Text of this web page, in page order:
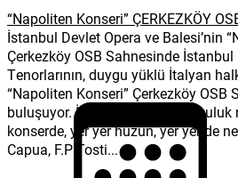
“Napoliten Konseri” ÇERKEZKÖY
İstanbul Devlet Opera ve Balesi’nin
Çerkezköy OSB Sahnesinde
Tenorlarının, duygu yüklü İtalyan
“Napoliten Konseri” Çerkezköy OSB
buluşuyor. İtalya’ya kısa bir
konserde, yer yer hüzün, yer yer de
Capua, F.P Tosti...